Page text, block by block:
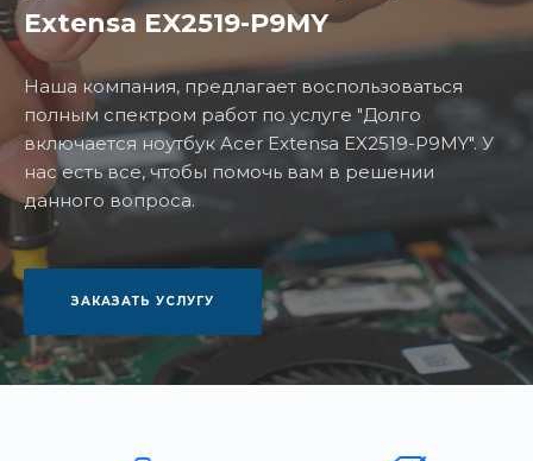
Extensa EX2519-P9MY
Наша компания, предлагает воспользоваться
полным спектром работ по услуге "Долго
включается ноутбук Acer Extensa EX2519-P9MY". У
нас есть все, чтобы помочь вам в решении
данного вопроса.
ЗАКАЗАТЬ УСЛУГУ